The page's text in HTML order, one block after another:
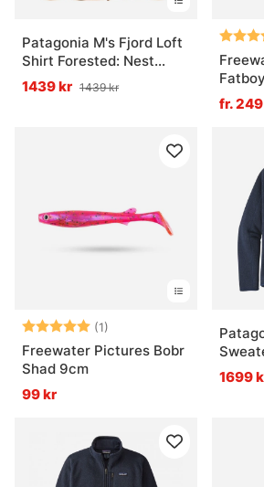
Patagonia M's Fjord Loft
Shirt Forested: Nest
Brown
1439 kr 1439 kr
Betyg:
fr.
Betyg: (1)
5.0 utav 5 stjärnor
Freewater Pictures Bobr
Shad 9cm
99 kr
Navy -
1699